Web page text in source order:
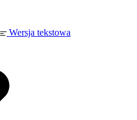
Wersja tekstowa